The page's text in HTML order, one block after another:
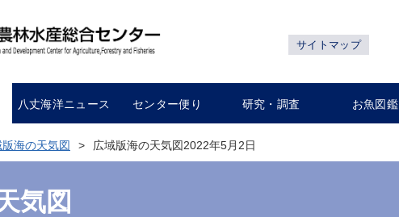
サイトマップ
八丈海洋ニュース センター便り 研究・調査 お魚図鑑
版海の天気図 広域版海の天気図2022年5月2日
気図